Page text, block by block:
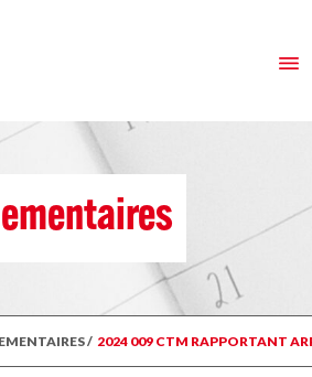
/ 2024 009 CTM RAPPORTANT